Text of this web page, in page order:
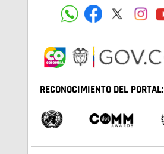
RECONOCIMIENTO DEL PORTAL: